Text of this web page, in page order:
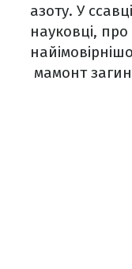
азоту. У
науковці,
мамонт